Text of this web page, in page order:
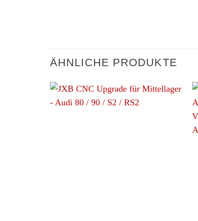
ÄHNLICHE PRODUKTE